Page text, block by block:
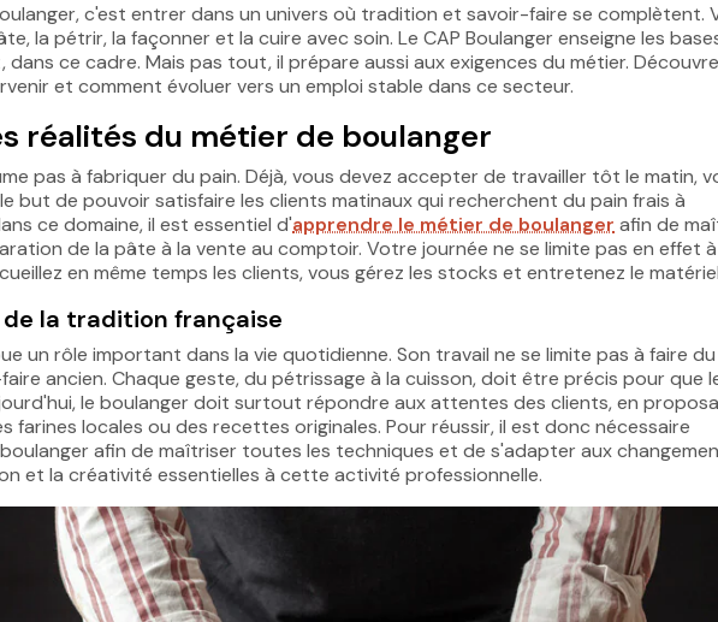
c'est entrer dans un univers où tradition et savoir-faire se complètent.
la pétrir, la façonner et la cuire avec soin. Le CAP Boulanger enseigne les
ce cadre. Mais pas tout, il prépare aussi aux exigences du métier.
et comment évoluer vers un emploi stable dans ce secteur.
réalités du métier de boulanger
pas à fabriquer du pain. Déjà, vous devez accepter de travailler tôt le matin,
but de pouvoir satisfaire les clients matinaux qui recherchent du pain frais à
ce domaine, il est essentiel d'apprendre le métier de boulanger afin de
de la pâte à la vente au comptoir. Votre journée ne se limite pas en effet
en même temps les clients, vous gérez les stocks et entretenez le
la tradition française
un rôle important dans la vie quotidienne. Son travail ne se limite pas à faire du
ancien. Chaque geste, du pétrissage à la cuisson, doit être précis pour que
le boulanger doit surtout répondre aux attentes des clients, en
farines locales ou des recettes originales. Pour réussir, il est donc nécessaire
afin de maîtriser toutes les techniques et de s'adapter aux
et la créativité essentielles à cette activité professionnelle.